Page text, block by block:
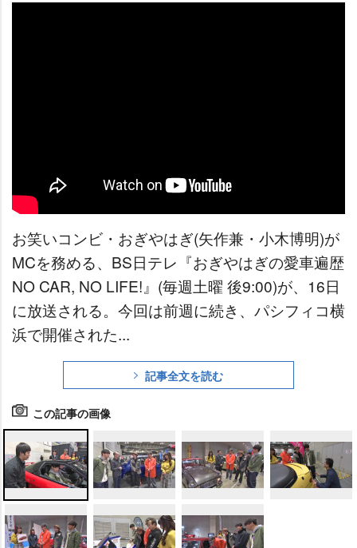
お笑いコンビ・おぎやはぎ(矢作兼・小木博明)が
MCを務める、BS日テレ『おぎやはぎの愛車遍歴
NO CAR, NO LIFE!』(毎週土曜 後9:00)が、16日
に放送される。今回は前週に続き、パシフィコ横
浜で開催された...
記事全文を読む
この記事の画像